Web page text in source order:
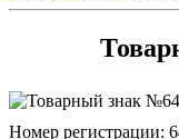
Номер регистрации: